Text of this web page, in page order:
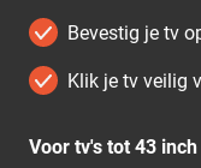
Bevestig je tv
Klik je tv veilig
Voor tv's tot 43